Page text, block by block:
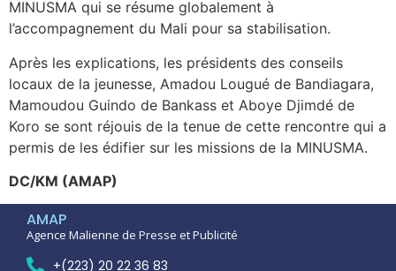
MINUSMA qui se résume globalement à
l’accompagnement du Mali pour sa stabilisation.
Après les explications, les présidents des conseils
locaux de la jeunesse, Amadou Lougué de Bandiagara,
Mamoudou Guindo de Bankass et Aboye Djimdé de
Koro se sont réjouis de la tenue de cette rencontre qui a
permis de les édifier sur les missions de la MINUSMA.
DC/KM (AMAP)
AMAP
Agence Malienne de Presse et Publicité
+(223) 20 22 36 83